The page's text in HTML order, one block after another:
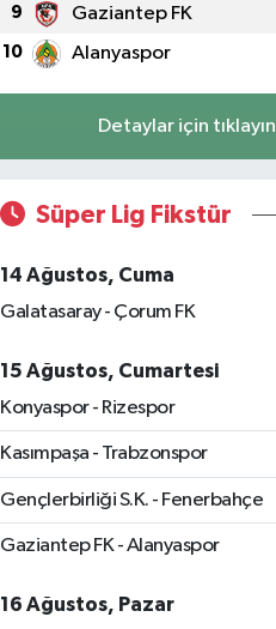
9 Gaziantep FK
10 Alanyaspor
Detaylar için tıklayın
Süper Lig Fikstür
14 Ağustos, Cuma
Galatasaray - Çorum FK
15 Ağustos, Cumartesi
Konyaspor - Rizespor
Kasımpaşa - Trabzonspor
Gençlerbirliği S.K. - Fenerbahçe
Gaziantep FK - Alanyaspor
16 Ağustos, Pazar